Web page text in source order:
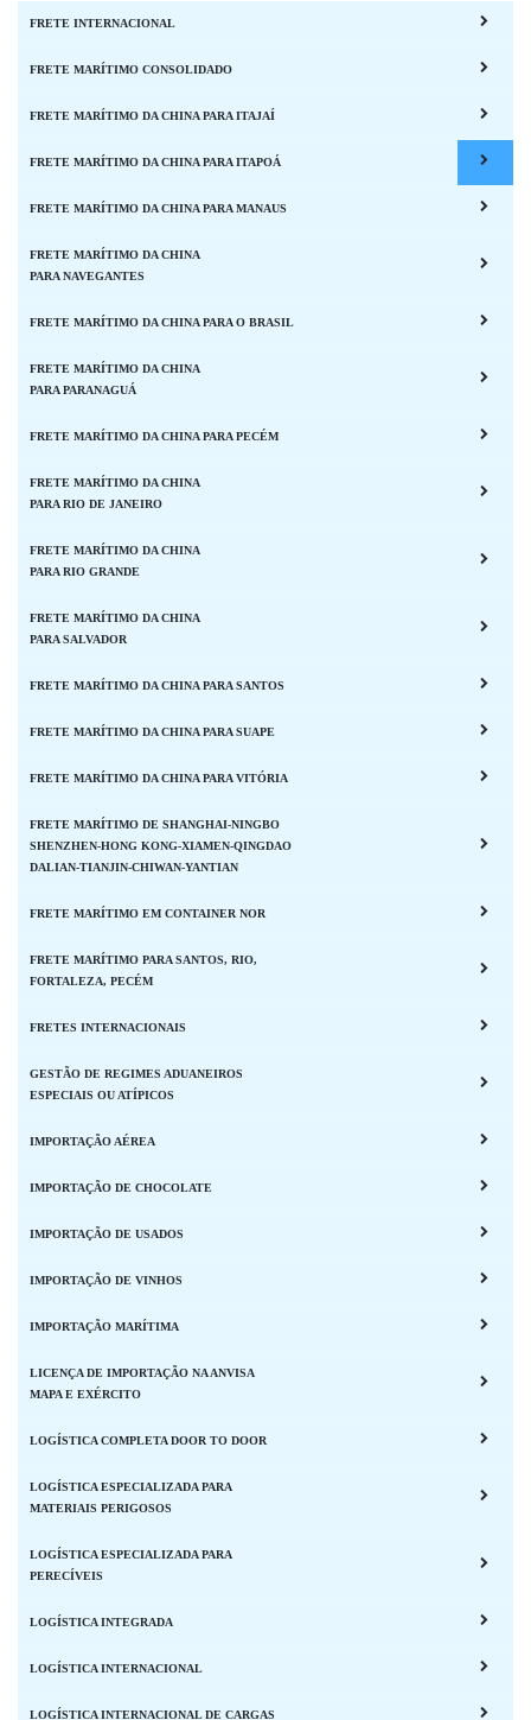
FRETE INTERNACIONAL
FRETE MARÍTIMO CONSOLIDADO
FRETE MARÍTIMO DA CHINA PARA ITAJAÍ
FRETE MARÍTIMO DA CHINA PARA ITAPOÁ
FRETE MARÍTIMO DA CHINA PARA MANAUS
FRETE MARÍTIMO DA CHINA
PARA NAVEGANTES
FRETE MARÍTIMO DA CHINA PARA O BRASIL
FRETE MARÍTIMO DA CHINA
PARA PARANAGUÁ
FRETE MARÍTIMO DA CHINA PARA PECÉM
FRETE MARÍTIMO DA CHINA
PARA RIO DE JANEIRO
FRETE MARÍTIMO DA CHINA
PARA RIO GRANDE
FRETE MARÍTIMO DA CHINA
PARA SALVADOR
FRETE MARÍTIMO DA CHINA PARA SANTOS
FRETE MARÍTIMO DA CHINA PARA SUAPE
FRETE MARÍTIMO DA CHINA PARA VITÓRIA
FRETE MARÍTIMO DE SHANGHAI-NINGBO
SHENZHEN-HONG KONG-XIAMEN-QINGDAO
DALIAN-TIANJIN-CHIWAN-YANTIAN
FRETE MARÍTIMO EM CONTAINER NOR
FRETE MARÍTIMO PARA SANTOS, RIO,
FORTALEZA, PECÉM
FRETES INTERNACIONAIS
GESTÃO DE REGIMES ADUANEIROS
ESPECIAIS OU ATÍPICOS
IMPORTAÇÃO AÉREA
IMPORTAÇÃO DE CHOCOLATE
IMPORTAÇÃO DE USADOS
IMPORTAÇÃO DE VINHOS
IMPORTAÇÃO MARÍTIMA
LICENÇA DE IMPORTAÇÃO NA ANVISA
MAPA E EXÉRCITO
LOGÍSTICA COMPLETA DOOR TO DOOR
LOGÍSTICA ESPECIALIZADA PARA
MATERIAIS PERIGOSOS
LOGÍSTICA ESPECIALIZADA PARA
PERECÍVEIS
LOGÍSTICA INTEGRADA
LOGÍSTICA INTERNACIONAL
LOGÍSTICA INTERNACIONAL DE CARGAS